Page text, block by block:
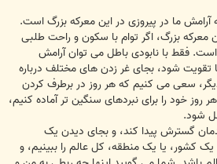
آرامش ما در پیروزی در این معرکه بزرگ است.
معرکه بزرگ، اگر توام با سکون و راحت طلبی
فقط با نابودی باطل می توان آرامش
تقویت شود، بجای غر زدن های مختلف درباره
سعی می کنیم که هر روز در برطرف کردن
خود را برای نبردهای سنگین تر آماده کنیم،
شود.
گسترش پیدا کند، و بجای دیدن یک
کشور، یا یک منطقه، کل عالم را ببینیم، و